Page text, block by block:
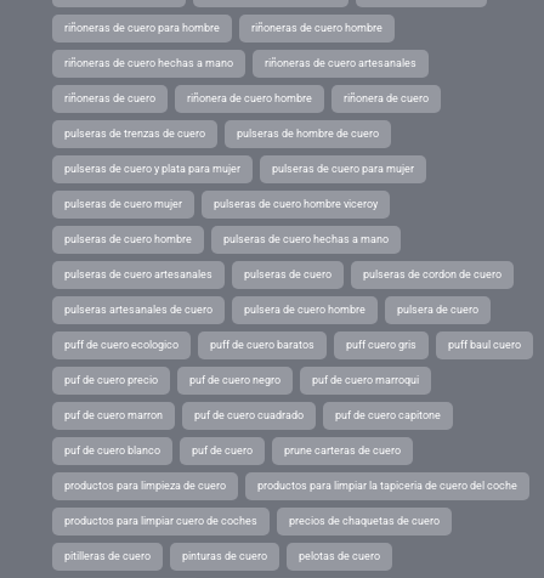
riñoneras de cuero para hombre riñoneras de cuero hombre
riñoneras de cuero hechas a mano riñoneras de cuero artesanales
riñoneras de cuero riñonera de cuero hombre riñonera de cuero
pulseras de trenzas de cuero pulseras de hombre de cuero
pulseras de cuero y plata para mujer pulseras de cuero para mujer
pulseras de cuero mujer pulseras de cuero hombre viceroy
pulseras de cuero hombre pulseras de cuero hechas a mano
pulseras de cuero artesanales pulseras de cuero pulseras de cordon de cuero
pulseras artesanales de cuero pulsera de cuero hombre pulsera de cuero
puff de cuero ecologico puff de cuero baratos puff cuero gris puff baul cuero
puf de cuero precio puf de cuero negro puf de cuero marroqui
puf de cuero marron puf de cuero cuadrado puf de cuero capitone
puf de cuero blanco puf de cuero prune carteras de cuero
productos para limpieza de cuero productos para limpiar la tapiceria de cuero del coche
productos para limpiar cuero de coches precios de chaquetas de cuero
pitilleras de cuero pinturas de cuero pelotas de cuero